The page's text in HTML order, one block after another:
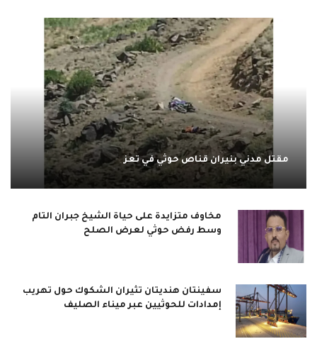
مقتل مدني بنيران قناص حوثي في تعز
مخاوف متزايدة على حياة الشيخ جبران التام
وسط رفض حوثي لعرض الصلح
سفينتان هنديتان تثيران الشكوك حول تهريب
إمدادات للحوثيين عبر ميناء الصليف